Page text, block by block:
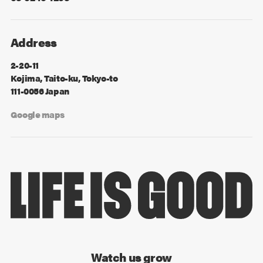
Address
2-20-11
Kojima, Taito-ku, Tokyo-to
111-0056 Japan
Google maps
Watch us grow